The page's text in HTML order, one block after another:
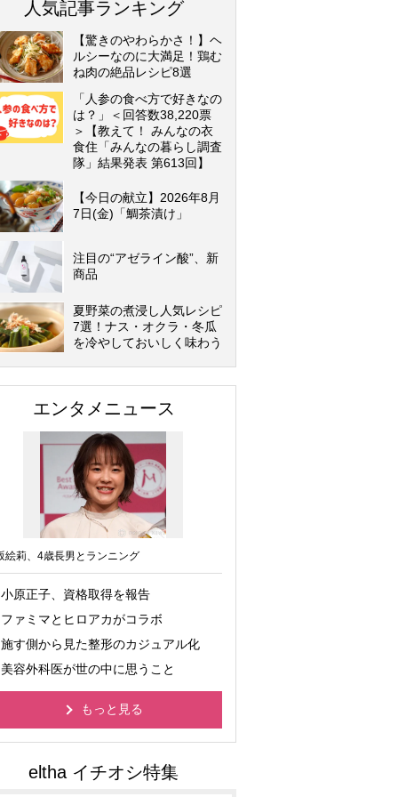
人気記事ランキング
【驚きのやわらかさ！】ヘ
ルシーなのに大満足！鶏む
ね肉の絶品レシピ8選
「人参の食べ方で好きなの
は？」＜回答数38,220票
＞【教えて！ みんなの衣
食住「みんなの暮らし調査
隊」結果発表 第613回】
【今日の献立】2026年8月
7日(金)「鯛茶漬け」
注目の“アゼライン酸”、新
商品
夏野菜の煮浸し人気レシピ
7選！ナス・オクラ・冬瓜
を冷やしておいしく味わう
エンタメニュース
絵莉、4歳長男とランニング
小原正子、資格取得を報告
ファミマとヒロアカがコラボ
施す側から見た整形のカジュアル化
美容外科医が世の中に思うこと
もっと見る